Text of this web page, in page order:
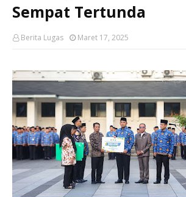
Sempat Tertunda
Berita Lugas Maret 17, 2025